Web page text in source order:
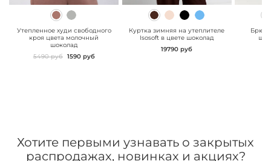
" class="js-prevent-
Утепленное худи свободного
кроя цвета молочный
шоколад
5490 руб 1590 руб
" class="js-prevent-
images">
Куртка зимняя на утеплителе
Isosoft в цвете шоколад
19790 руб
"
Хотите первыми узнавать о закрытых
распродажах, новинках и акциях?